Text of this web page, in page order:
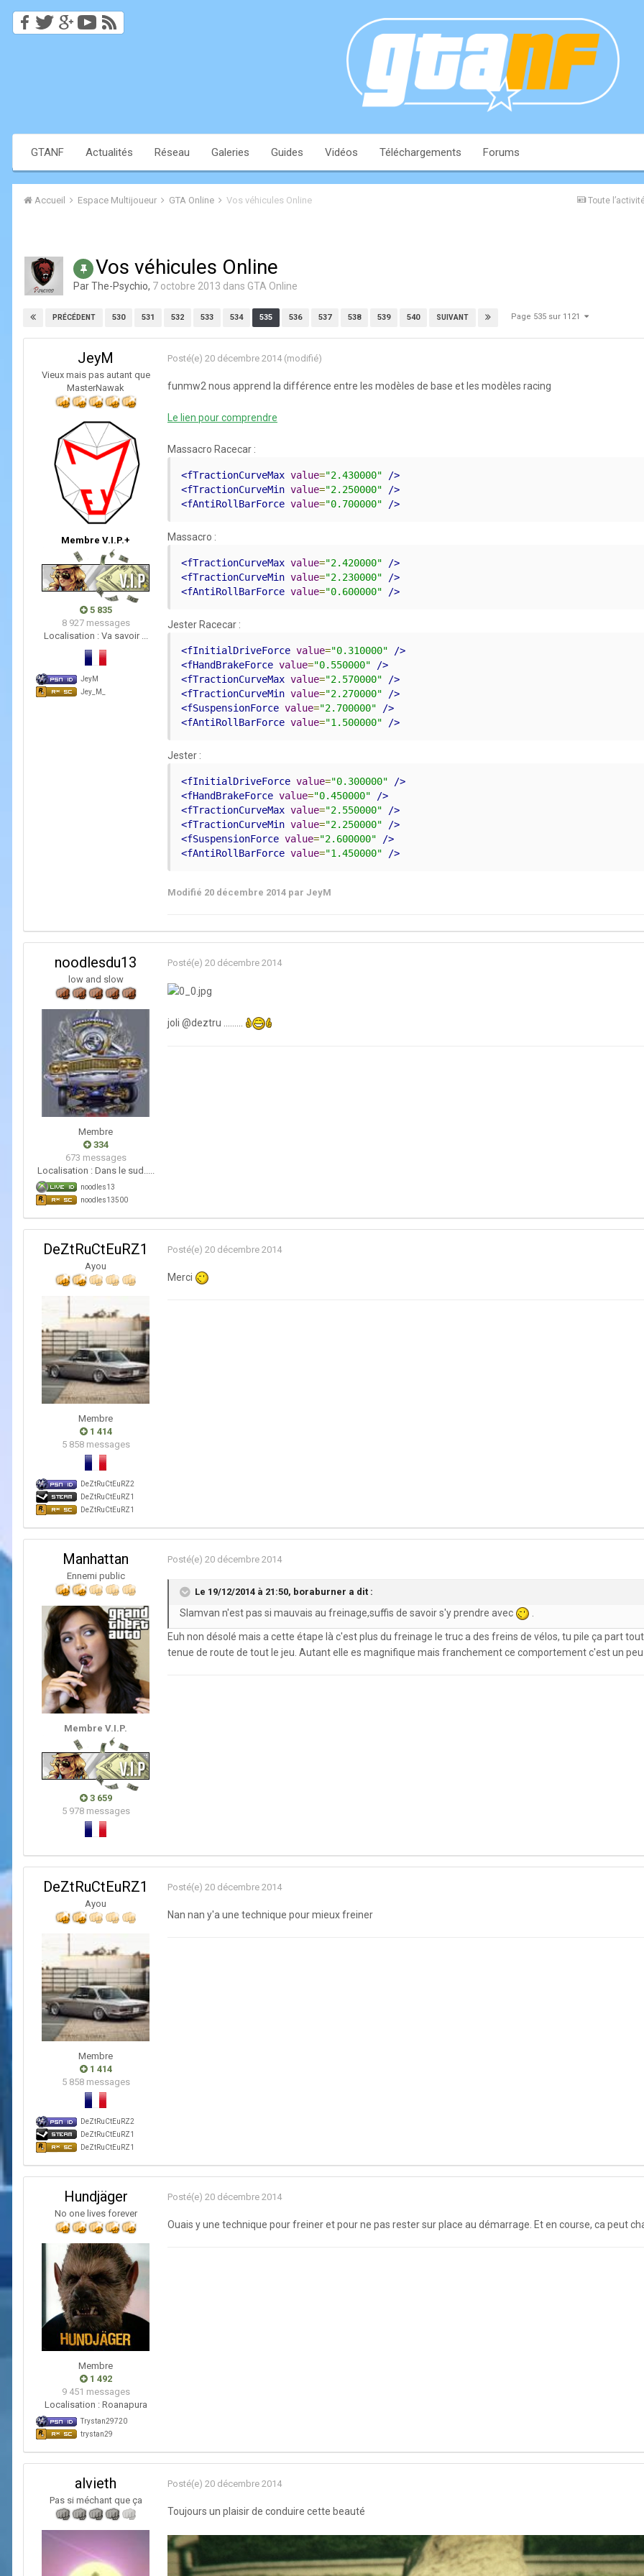
GTANF Actualités Réseau Galeries Guides Vidéos Téléchargements Forums
Toute
Accueil Espace Multijoueur GTA Online Vos véhicules Online
Vos véhicules Online
ParThe-Psychio, 7 octobre 2013 dans GTA Online
PRÉCÉDENT 530 531 532 533 534 535 536 537 538 539 540 SUIVANT Page 535 sur 1121
JeyM
Vieux mais pas autant que
MasterNawak
Membre V.I.P.+
5 835
8 927 messages
Localisation : Va savoir ...
JeyM
Jey_M_
Posté(e) 20 décembre 2014 (modifié)
funmw2 nous apprend la différence entre les modèles de base et les modèles racing
Le lien pour comprendre
Massacro Racecar :
<fTractionCurveMax value="2.430000"
/>
<fTractionCurveMin value="2.250000"
/>
<fAntiRollBarForce value="0.700000" />
Massacro :
<fTractionCurveMax value="2.420000"
/>
<fTractionCurveMin value="2.230000"
/>
<fAntiRollBarForce value="0.600000" />
Jester Racecar :
<fInitialDriveForce value="0.310000"
/>
<fHandBrakeForce value="0.550000"
/>
<fTractionCurveMax value="2.570000"
/>
<fTractionCurveMin value="2.270000"
/>
<fSuspensionForce value="2.700000"
/>
<fAntiRollBarForce value="1.500000" />
Jester :
<fInitialDriveForce value="0.300000"
/>
<fHandBrakeForce value="0.450000"
/>
<fTractionCurveMax value="2.550000"
/>
<fTractionCurveMin value="2.250000"
/>
<fSuspensionForce value="2.600000"
/>
<fAntiRollBarForce value="1.450000" />
Modifié 20 décembre 2014 par JeyM
noodlesdu13
low and slow
Membre
334
673 messages
Localisation : Dans le sud.....
noodles13
noodles13500
Posté(e) 20 décembre 2014
joli @deztru .........
DeZtRuCtEuRZ1
Ayou
Membre
1 414
5 858 messages
DeZtRuCtEuRZ2
DeZtRuCtEuRZ1
DeZtRuCtEuRZ1
Posté(e) 20 décembre 2014
Merci
Manhattan
Ennemi public
Membre V.I.P.
3 659
5 978 messages
Posté(e) 20 décembre 2014
Le 19/12/2014 à 21:50, boraburner a dit :
Slamvan n'est pas si mauvais au freinage,suffis de savoir s'y prendre avec
Euh non désolé mais a cette étape là c'est plus du freinage le truc a des freins de vélos, tu pile ça part
tenue de route de tout le jeu. Autant elle es magnifique mais franchement ce comportement c'est un peu
DeZtRuCtEuRZ1
Ayou
Membre
1 414
5 858 messages
DeZtRuCtEuRZ2
DeZtRuCtEuRZ1
DeZtRuCtEuRZ1
Posté(e) 20 décembre 2014
Nan nan y'a une technique pour mieux freiner
Hundjäger
No one lives forever
Membre
1 492
9 451 messages
Localisation : Roanapura
Trystan29720
trystan29
Posté(e) 20 décembre 2014
Ouais y une technique pour freiner et pour ne pas rester sur place au démarrage. Et en course, ca peut
alvieth
Pas si méchant que ça
Posté(e) 20 décembre 2014
Toujours un plaisir de conduire cette beauté